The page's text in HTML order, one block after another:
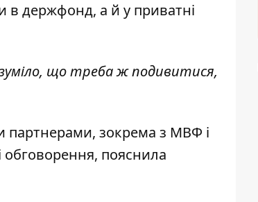
в держфонд, а й у приватні
що треба ж подивитися,
партнерами, зокрема з МВФ і
пояснила